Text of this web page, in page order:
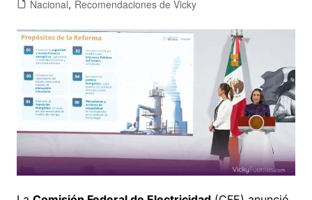
Nacional, Recomendaciones de Vicky